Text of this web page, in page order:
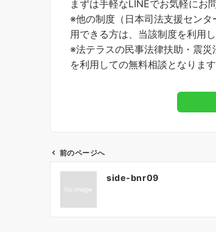
まずは手軽なLINEでお気軽にお
※他の制度（日本司法支援セン
用できる方は、当該制度を利用
※法テラスの民事法律扶助・震
を利用しての無料相談となります
前のページへ
side-bnr09